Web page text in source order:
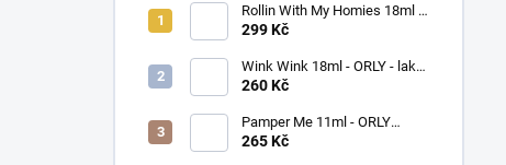
Rollin With My Homies 18ml -
ORLY - lak na nehty
299 Kč
Wink Wink 18ml - ORLY - lak
na nehty
260 Kč
Pamper Me 11ml - ORLY
BREATHABLE - ošetřující lak
265 Kč